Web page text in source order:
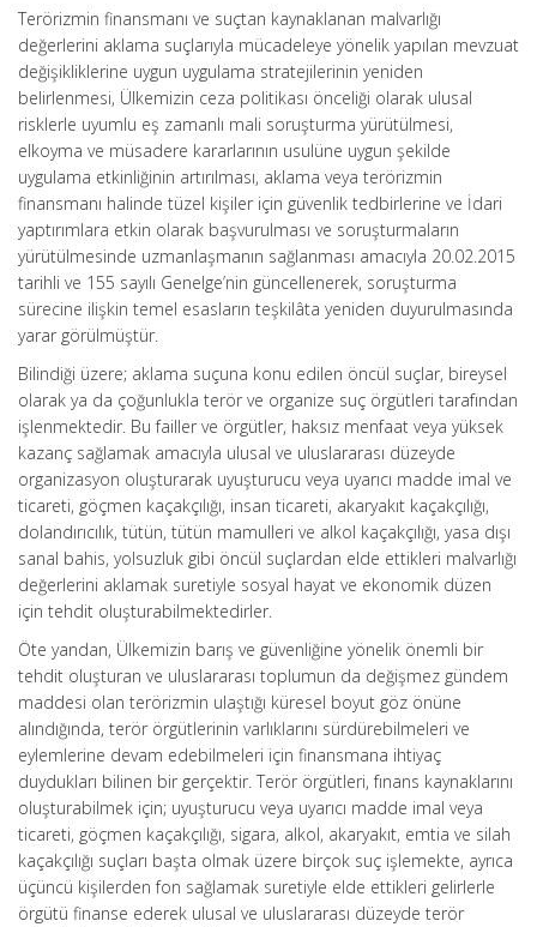
Terörizmin finansmanı ve suçtan kaynaklanan malvarlığı
değerlerini aklama suçlarıyla mücadeleye yönelik yapılan mevzuat
değişikliklerine uygun uygulama stratejilerinin yeniden
belirlenmesi, Ülkemizin ceza politikası önceliği olarak ulusal
risklerle uyumlu eş zamanlı mali soruşturma yürütülmesi,
elkoyma ve müsadere kararlarının usulüne uygun şekilde
uygulama etkinliğinin artırılması, aklama veya terörizmin
finansmanı halinde tüzel kişiler için güvenlik tedbirlerine ve İdari
yaptırımlara etkin olarak başvurulması ve soruşturmaların
yürütülmesinde uzmanlaşmanın sağlanması amacıyla 20.02.2015
tarihli ve 155 sayılı Genelge’nin güncellenerek, soruşturma
sürecine ilişkin temel esasların teşkilâta yeniden duyurulmasında
yarar görülmüştür.
Bilindiği üzere; aklama suçuna konu edilen öncül suçlar, bireysel
olarak ya da çoğunlukla terör ve organize suç örgütleri tarafından
işlenmektedir. Bu failler ve örgütler, haksız menfaat veya yüksek
kazanç sağlamak amacıyla ulusal ve uluslararası düzeyde
organizasyon oluşturarak uyuşturucu veya uyarıcı madde imal ve
ticareti, göçmen kaçakçılığı, insan ticareti, akaryakıt kaçakçılığı,
dolandırıcılık, tütün, tütün mamulleri ve alkol kaçakçılığı, yasa dışı
sanal bahis, yolsuzluk gibi öncül suçlardan elde ettikleri malvarlığı
değerlerini aklamak suretiyle sosyal hayat ve ekonomik düzen
için tehdit oluşturabilmektedirler.
Öte yandan, Ülkemizin barış ve güvenliğine yönelik önemli bir
tehdit oluşturan ve uluslararası toplumun da değişmez gündem
maddesi olan terörizmin ulaştığı küresel boyut göz önüne
alındığında, terör örgütlerinin varlıklarını sürdürebilmeleri ve
eylemlerine devam edebilmeleri için finansmana ihtiyaç
duydukları bilinen bir gerçektir. Terör örgütleri, fınans kaynaklarını
oluşturabilmek için; uyuşturucu veya uyarıcı madde imal veya
ticareti, göçmen kaçakçılığı, sigara, alkol, akaryakıt, emtia ve silah
kaçakçılığı suçları başta olmak üzere birçok suç işlemekte, ayrıca
üçüncü kişilerden fon sağlamak suretiyle elde ettikleri gelirlerle
örgütü finanse ederek ulusal ve uluslararası düzeyde terör